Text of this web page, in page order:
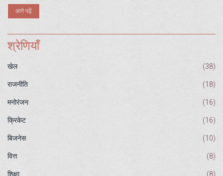
आगे पढ़ें
श्रेणियाँ
खेल (38)
राजनीति (18)
मनोरंजन (16)
क्रिकेट (16)
बिजनेस (10)
वित्त (8)
शिक्षा (8)